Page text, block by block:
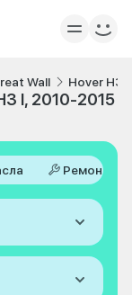
Wall Hover H3
I, 2010-2015
Ремонт